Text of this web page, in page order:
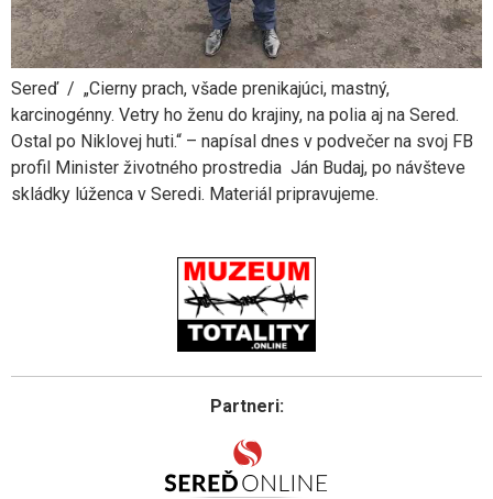
Sereď / „Cierny prach, všade prenikajúci, mastný,
karcinogénny. Vetry ho ženu do krajiny, na polia aj na Sered.
Ostal po Niklovej huti.“ – napísal dnes v podvečer na svoj FB
profil Minister životného prostredia Ján Budaj, po návšteve
skládky lúženca v Seredi. Materiál pripravujeme.
Partneri: